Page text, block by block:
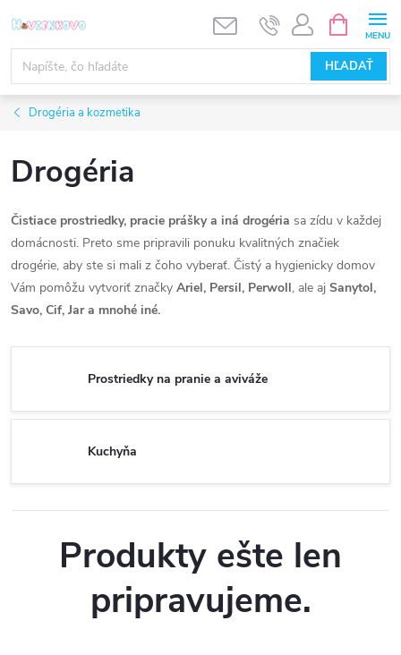
na
obsah
HĽADAŤ
KOŠÍK
Drogéria a kozmetika
Drogéria
Čistiace prostriedky, pracie prášky a iná drogéria sa zídu v každej
domácnosti. Preto sme pripravili ponuku kvalitných značiek
drogérie, aby ste si mali z čoho vyberať. Čistý a hygienicky domov
Vám pomôžu vytvoriť značky Ariel, Persil, Perwoll, ale aj Sanytol,
Savo, Cif, Jar a mnohé iné.
Prostriedky na pranie a aviváže
Kuchyňa
Produkty ešte len
pripravujeme.